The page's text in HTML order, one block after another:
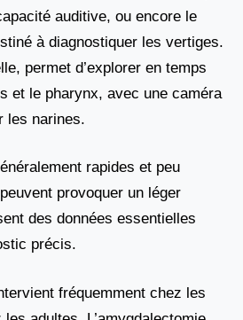
auditive, ou encore le
à diagnostiquer les vertiges.
permet d’explorer en temps
et le pharynx, avec une caméra
les narines.
rapides et peu
provoquer un léger
des données essentielles
précis.
fréquemment chez les